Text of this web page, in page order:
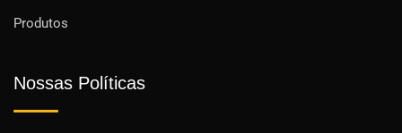
Produtos
Nossas Políticas